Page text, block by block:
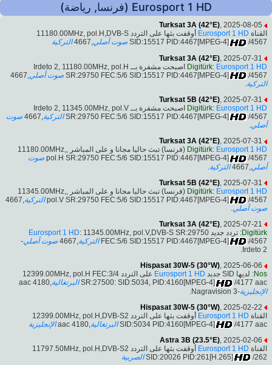
Eurosport 1 HD (فرنسا, رياضة)
Turksat 3A (42°E), 2025-08-05
القناة Eurosport 1 HD
أوقفت بثها على التردد 11180.00MHz, pol.H,DVB-S
SID:15517 PID:4467[MPEG-4]
/4567 صوت أصلي,4667
التركية
Turksat 3A (42°E) , 2025-07-31
Digitürk: Eurosport 1 HD
اصبحت مشفرة بــ Irdeto 2, 11180.00MHz, pol.H
SR:29750 FEC:5/6 SID:15517 PID:4467[MPEG-4]
/4567 صوت أصلي
التركية.
Turksat 5B (42°E), 2025-07-31
Digitürk: Eurosport 1 HD
اصبحت مشفرة بــ Irdeto 2, 11345.00MHz, pol.V
SR:29750 FEC:5/6 SID:15517 PID:4467[MPEG-4]
/4567 التركية,4667
صوت
أصلي.
Turksat 3A (42°E), 2025-07-31
Digitürk: Eurosport 1 HD
(فرنسا) تبث حاليا مجانا و على المباشر ,11180.00MHz,
pol.H SR:29750 FEC:5/6 SID:15517 PID:4467[MPEG-4]
/4567
صوت
أصلي
التركية
Turksat 5B (42°E) , 2025-07-31
Digitürk: Eurosport 1 HD
(فرنسا) تبث حاليا مجانا و على المباشر ,11345.00MHz,
pol.V SR:29750 FEC:5/6 SID:15517 PID:4467[MPEG-4]
/4567 التركية
صوت أصلي.
Turksat 3A (42°E), 2025-07-21
Digitürk: تردد جديد Eurosport 1 HD: 11345.00MHz, pol.V,DVB-S SR:29750
FEC:5/6 SID:15517 PID:4467[MPEG-4]
/4567 التركية,4667 صوت أصلي-
Irdeto 2.
Hispasat 30W-5 (30°W), 2025-06-06
Nos: لديها SID جديد Eurosport 1 HD
على التردد 12399.00MHz, pol.H FEC:3/4
SR:27500: SID:5034, PID:4160[MPEG-4]
/4177 aac البرتغالية,4180 aac
الإنجليزية-Nagravision 3.
Hispasat 30W-5 (30°W) , 2025-02-22
القناة Eurosport 1 HD
أوقفت بثها على التردد 12399.00MHz, pol.H,DVB-S2
SID:5034 PID:4160[MPEG-4]
/4177 aac البرتغالية
الإنجليزية
Astra 3B (23.5°E), 2025-02-06
القناة Eurosport 1 HD
أوقفت بثها على التردد 11797.50MHz, pol.H,DVB-S2
SID:20026 PID:261[H.265]
/262
الصربية